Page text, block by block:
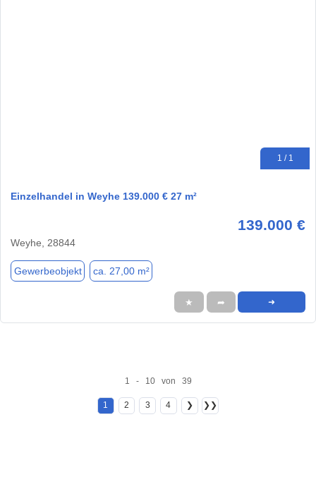
1 / 1
Einzelhandel in Weyhe 139.000 € 27 m²
139.000 €
Weyhe, 28844
Gewerbeobjekt ca. 27,00 m²
★ ➦ ➜
1 - 10 von 39
1 2 3 4 ❯ ❯❯